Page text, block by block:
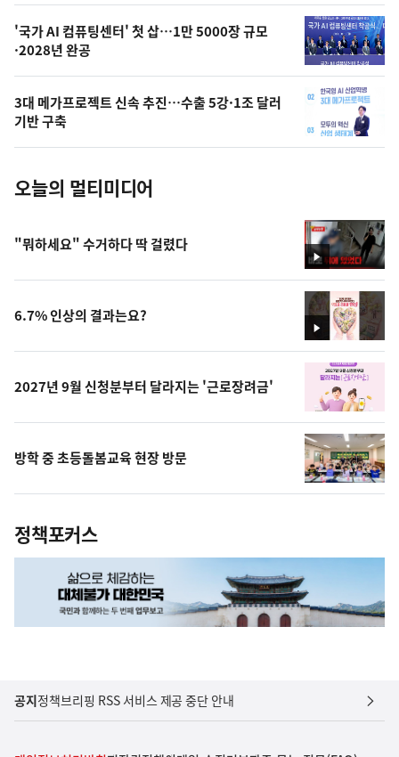
오
늘
사
진
'국가 AI 컴퓨팅센터' 첫 삽…1만 5000장 규모
·2028년 완공
3대 메가프로젝트 신속 추진…수출 5강·1조 달러
기반 구축
오늘의 멀티미디어
영
상
"뭐하세요" 수거하다 딱 걸렸다
영
상
6.7% 인상의 결과는요?
2027년 9월 신청분부터 달라지는 '근로장려금'
방학 중 초등돌봄교육 현장 방문
정책포커스
공지정책브리핑 RSS 서비스 제공 중단 안내